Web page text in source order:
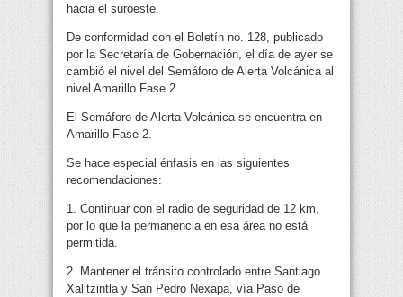
hacia el suroeste.
De conformidad con el Boletín no. 128, publicado
por la Secretaría de Gobernación, el día de ayer se
cambió el nivel del Semáforo de Alerta Volcánica al
nivel Amarillo Fase 2.
El Semáforo de Alerta Volcánica se encuentra en
Amarillo Fase 2.
Se hace especial énfasis en las siguientes
recomendaciones:
1. Continuar con el radio de seguridad de 12 km,
por lo que la permanencia en esa área no está
permitida.
2. Mantener el tránsito controlado entre Santiago
Xalitzintla y San Pedro Nexapa, vía Paso de